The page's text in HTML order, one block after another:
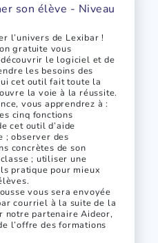
son élève - Niveau
l’univers de Lexibar !
gratuite vous
le logiciel et de
les besoins des
cet outil fait toute la
la voie à la réussite.
vous apprendrez à :
cinq fonctions
cet outil d’aide
; observer des
concrètes de son
; utiliser une
pratique pour mieux
vous sera envoyée
courriel à la suite de la
notre partenaire Aideor,
l’offre des formations